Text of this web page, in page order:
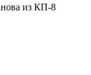
из КП-8